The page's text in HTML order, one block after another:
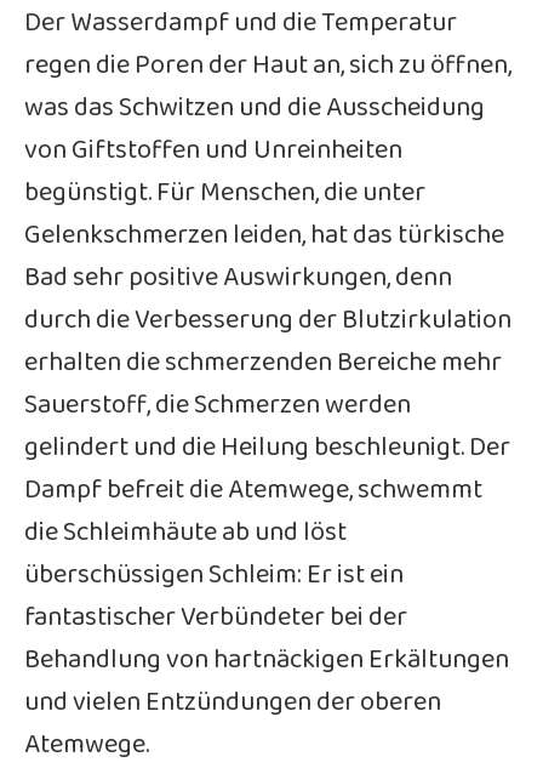
Der Wasserdampf und die Temperatur
regen die Poren der Haut an, sich zu öffnen,
was das Schwitzen und die Ausscheidung
von Giftstoffen und Unreinheiten
begünstigt. Für Menschen, die unter
Gelenkschmerzen leiden, hat das türkische
Bad sehr positive Auswirkungen, denn
durch die Verbesserung der Blutzirkulation
erhalten die schmerzenden Bereiche mehr
Sauerstoff, die Schmerzen werden
gelindert und die Heilung beschleunigt. Der
Dampf befreit die Atemwege, schwemmt
die Schleimhäute ab und löst
überschüssigen Schleim: Er ist ein
fantastischer Verbündeter bei der
Behandlung von hartnäckigen Erkältungen
und vielen Entzündungen der oberen
Atemwege.